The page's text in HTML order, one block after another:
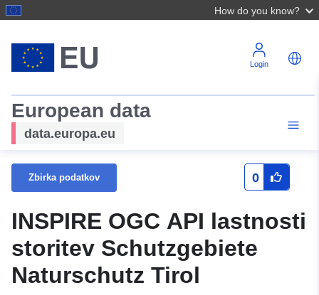
How do you know?
Login
European data
data.europa.eu
Zbirka podatkov 0
INSPIRE OGC API lastnosti
storitev Schutzgebiete
Naturschutz Tirol